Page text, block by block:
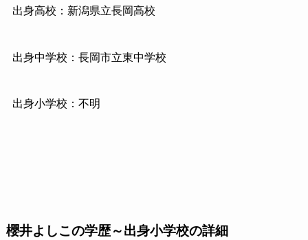
出身高校：新潟県立長岡高校
出身中学校：長岡市立東中学校
出身小学校：不明
櫻井よしこの学歴～出身小学校の詳細